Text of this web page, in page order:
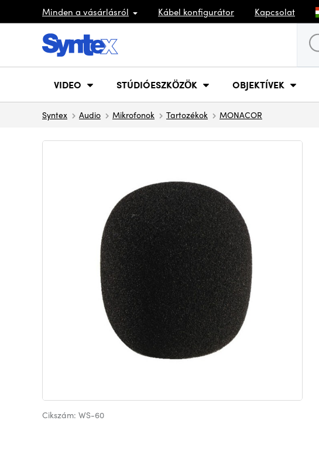
Minden a vásárlásról Kábel konfigurátor Kapcsolat
VIDEO STÚDIÓESZKÖZÖK OBJEKTÍVEK
Syntex Audio Mikrofonok Tartozékok MONACOR
Cikszám: WS-60